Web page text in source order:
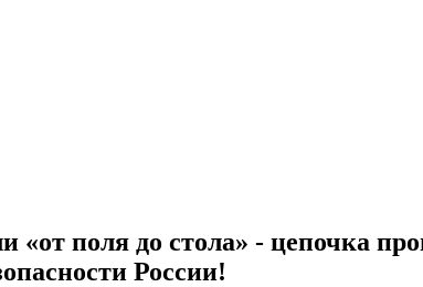
поля до стола» - цепочка
России!